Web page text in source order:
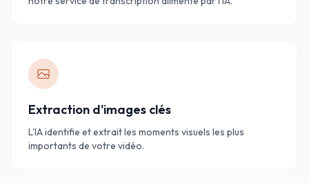
Extraction d'images clés
L'IA identifie et extrait les moments visuels les plus
importants de votre vidéo.